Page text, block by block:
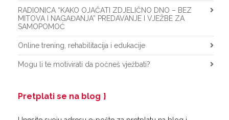
RADIONICA “KAKO OJAČATI ZDJELIČNO DNO – BEZ
MITOVA I NAGAĐANJA” PREDAVANJE I VJEŽBE ZA
SAMOPOMOĆ
Online trening, rehabilitacija i edukacije
Mogu li te motivirati da počneš vježbati?
Pretplati se na blog